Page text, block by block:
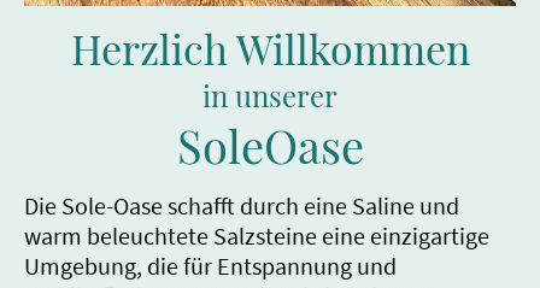
Herzlich Willkommen
in unserer
SoleOase
Die Sole-Oase schafft durch eine Saline und
warm beleuchtete Salzsteine eine einzigartige
Umgebung, die für Entspannung und